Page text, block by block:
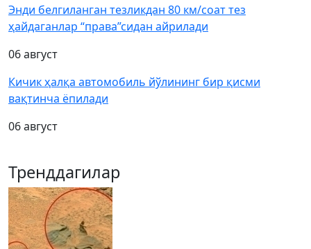
Энди белгиланган тезликдан 80 км/соат тез
ҳайдаганлар “права”сидан айрилади
06 август
Кичик ҳалқа автомобиль йўлининг бир қисми
вақтинча ёпилади
06 август
Тренддагилар